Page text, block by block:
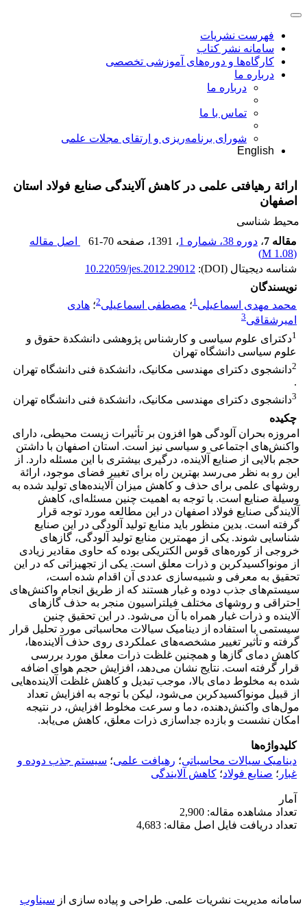
فهرست نشریات
سامانه نشر کتاب
کارگاه‌ها و دوره‌های آموزشی تخصصی
درباره ما
درباره ما
تماس با ما
شورای برنامه‌ریزی و ارتقای مجلات علمی
English
ارائة رهیافتی علمی در کاهش آلایندگی صنایع فولاد استان
اصفهان
محیط شناسی
مقاله 7
، دوره 38، شماره 1 ، 1391 ، صفحه 61-70
اصل مقاله
(
1.08 M
)
شناسه دیجیتال (DOI):
10.22059/jes.2012.29012
نویسندگان
محمد مهدی اسماعیلی1؛ مصطفی اسماعیلی2؛ هادی
امیرشقاقی3
1دکترای علوم سیاسی و کارشناس پژوهشی دانشکدة حقوق و
علوم سیاسی دانشگاه تهران
2دانشجوی دکترای مهندسی مکانیک، دانشکدة فنی دانشگاه تهران
.
3دانشجوی دکترای مهندسی مکانیک، دانشکدة فنی دانشگاه تهران
چکیده
امروزه بحران آلودگی هوا افزون بر تأثیرات زیست محیطی، دارای
واکنش‌های اجتماعی و سیاسی نیز است. استان اصفهان با داشتن
حجم بالایی از صنایع آلاینده، درگیری بیشتری با این مسئله دارد. از
این رو به نظر می‌رسد بهترین راه برای تغییر فضای موجود، ارائة
روشهای علمی برای حذف و کاهش میزان آلاینده‌های تولید شده به
وسیلة صنایع است. با توجه به اهمیت چنین مسئله‌ای، کاهش
آلایندگی صنایع فولاد اصفهان در این مطالعه مورد توجه قرار
گرفته است. بدین منظور باید منابع تولید آلودگی در این صنایع
شناسایی شوند. یکی از مهمترین منابع تولید آلودگی، گازهای
خروجی از کوره‌های قوس الکتریکی بوده که حاوی مقادیر زیادی
از مونواکسیدکربن و ذرات معلق است. یکی از تجهیزاتی که در این
تحقیق به معرفی و شبیه‌سازی عددی آن اقدام شده است،
سیستم‌های جذب دوده و غبار هستند که از طریق انجام واکنش‌های
احتراقی و روشهای مختلف فیلتراسیون منجر به حذف گازهای
آلاینده و ذرات غبار همراه با آن می‌شود. در این تحقیق چنین
سیستمی با استفاده از دینامیک سیالات محاسباتی مورد تحلیل قرار
گرفته و تأثیر تغییر مشخصه‌های عملکردی روی حذف آلاینده‌ها،
کاهش دمای گازها و همچنین غلظت ذرات معلق مورد بررسی
قرار گرفته است. نتایج نشان می‌دهد، افزایش حجم هوای اضافه
شده به مخلوط دمای بالا، موجب تبدیل و کاهش غلظت آلاینده‌هایی
از قبیل مونواکسیدکربن می‌شود، لیکن با توجه به افزایش تعداد
مول‌های واکنش‌دهنده‌، دما و سرعت مخلوط افزایش، در نتیجه
امکان نشست و بازده جداسازی ذرات معلق، کاهش می‌یابد.
کلیدواژه‌ها
دینامیک سیالات محاسباتی؛ رهیافت علمی؛ سیستم جذب دوده و
غبار ؛ صنایع فولاد؛ کاهش آلایندگی
آمار
تعداد مشاهده مقاله: 2,900
تعداد دریافت فایل اصل مقاله: 4,683
سامانه مدیریت نشریات علمی. طراحی و پیاده سازی از سیناوب